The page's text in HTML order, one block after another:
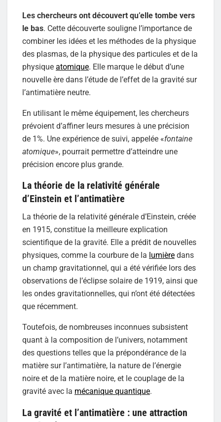
Les chercheurs ont découvert qu’elle tombe vers
le bas. Cette découverte souligne l’importance de
combiner les idées et les méthodes de la physique
des plasmas, de la physique des particules et de la
physique atomique. Elle marque le début d’une
nouvelle ère dans l’étude de l’effet de la gravité sur
l’antimatière neutre.
En utilisant le même équipement, les chercheurs
prévoient d’affiner leurs mesures à une précision
de 1%. Une expérience de suivi, appelée «fontaine
atomique», pourrait permettre d’atteindre une
précision encore plus grande.
La théorie de la relativité générale
d’Einstein et l’antimatière
La théorie de la relativité générale d’Einstein, créée
en 1915, constitue la meilleure explication
scientifique de la gravité. Elle a prédit de nouvelles
physiques, comme la courbure de la lumière dans
un champ gravitationnel, qui a été vérifiée lors des
observations de l’éclipse solaire de 1919, ainsi que
les ondes gravitationnelles, qui n’ont été détectées
que récemment.
Toutefois, de nombreuses inconnues subsistent
quant à la composition de l’univers, notamment
des questions telles que la prépondérance de la
matière sur l’antimatière, la nature de l’énergie
noire et de la matière noire, et le couplage de la
gravité avec la mécanique quantique.
La gravité et l’antimatière : une attraction